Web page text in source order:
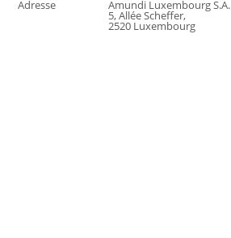
Adresse Amundi Luxembourg S.A.
5, Allée Scheffer,
2520 Luxembourg